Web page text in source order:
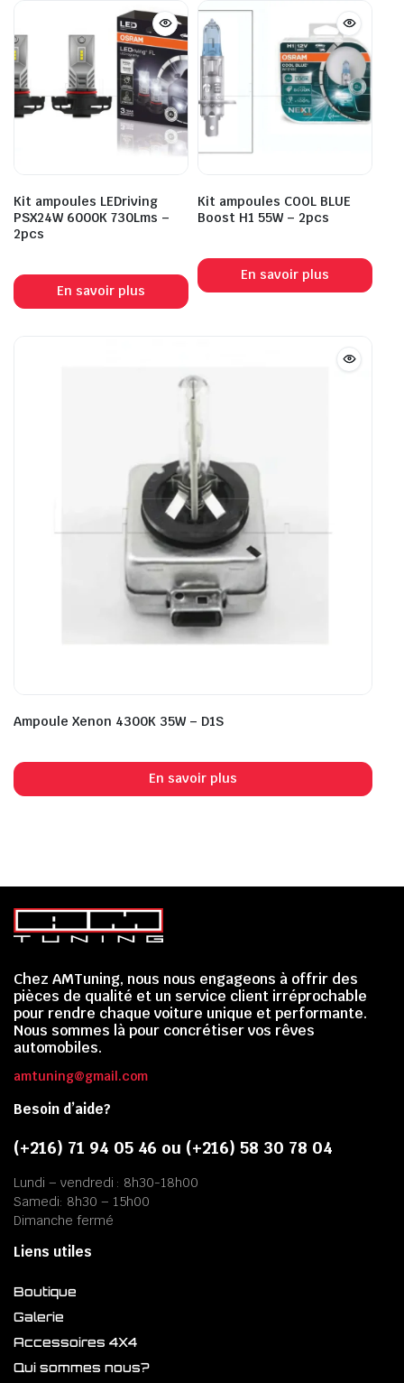
Kit ampoules LEDriving
PSX24W 6000K 730Lms –
2pcs
En savoir plus
Kit ampoules COOL BLUE
Boost H1 55W – 2pcs
En savoir plus
Ampoule Xenon 4300K 35W – D1S
En savoir plus
Chez AMTuning, nous nous engageons à offrir des
pièces de qualité et un service client irréprochable
pour rendre chaque voiture unique et performante.
Nous sommes là pour concrétiser vos rêves
automobiles.
amtuning@gmail.com
Besoin d’aide?
(+216) 71 94 05 46 ou (+216) 58 30 78 04
Lundi – vendredi : 8h30-18h00
Samedi: 8h30 – 15h00
Dimanche fermé
Liens utiles
Boutique
Galerie
Accessoires 4X4
Qui sommes nous?